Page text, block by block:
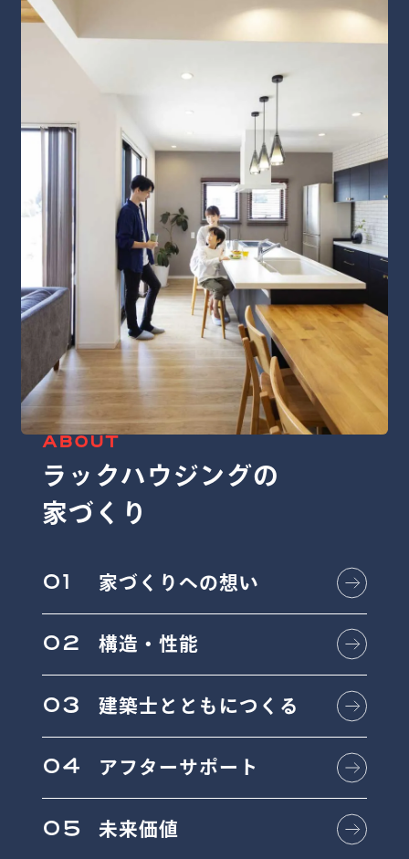
ABOUT
ラックハウジングの
家づくり
01 家づくりへの想い
02 構造・性能
03 建築士とともにつくる
04 アフターサポート
05 未来価値